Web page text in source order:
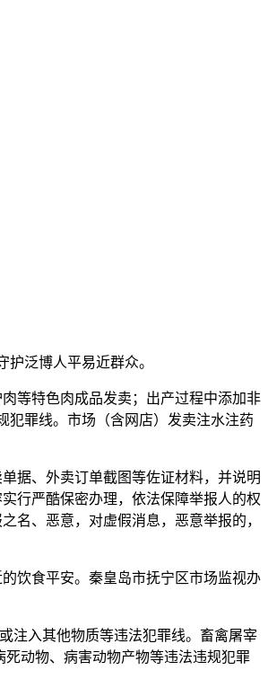
泛博人平易近群众。
等特色肉成品发卖；出产过程中添加非
犯罪线。市场（含网店）发卖注水注药
据、外卖订单截图等佐证材料，并说明
行严酷保密办理，依法保障举报人的权
名、恶意，对虚假消息，恶意举报的，
饮食平安。秦皇岛市抚宁区市场监视办
注入其他物质等违法犯罪线。畜禽屠宰
动物、病害动物产物等违法违规犯罪